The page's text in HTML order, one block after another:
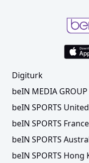
Digiturk
beIN MEDIA GROUP
beIN SPORTS
beIN SPORTS France
beIN SPORTS
beIN SPORTS Hong